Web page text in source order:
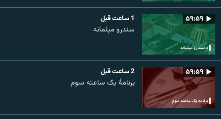
۵۹:۵۹ 1 ساعت قبل
سندرو مېلمانه
۵۹:۵۹ 2 ساعت قبل
برنامۀ یک ساعته سوم